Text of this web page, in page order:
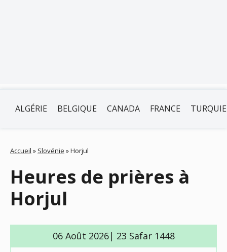
ALGÉRIE BELGIQUE CANADA FRANCE TURQUIE
Accueil » Slovénie »Horjul
Heures de prières à
Horjul
06 Août 2026| 23 Safar 1448